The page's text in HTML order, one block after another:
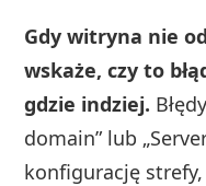
Gdy witryna nie
wskaże, czy to
gdzie indziej.
domain” lub
konfigurację